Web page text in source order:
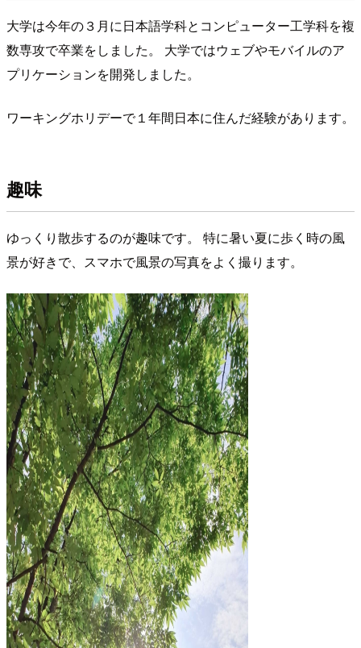
大学は今年の３月に日本語学科とコンピューター工学科を複
数専攻で卒業をしました。 大学ではウェブやモバイルのア
プリケーションを開発しました。
ワーキングホリデーで１年間日本に住んだ経験があります。
趣味
ゆっくり散歩するのが趣味です。 特に暑い夏に歩く時の風
景が好きで、スマホで風景の写真をよく撮ります。